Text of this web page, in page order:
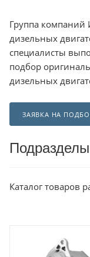
Группа компаний
дизельных
специалисты
подбор
дизельных
ЗАЯВКА НА
Подразделы
Каталог товаров